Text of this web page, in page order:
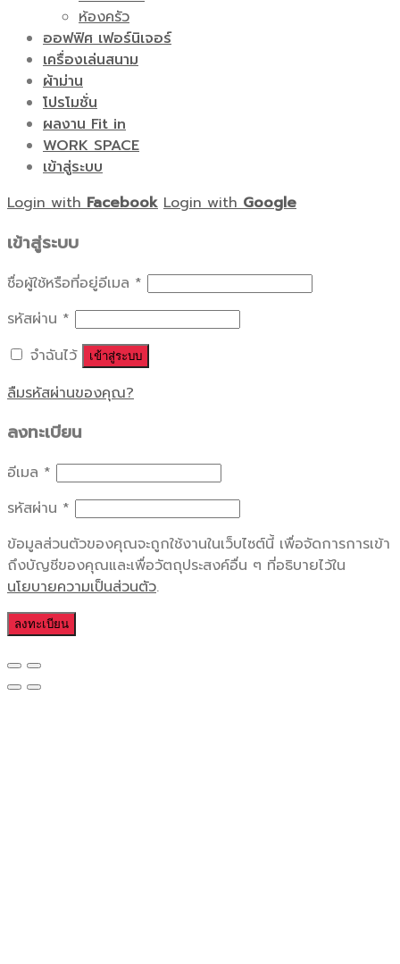
ห้องครัว
ออฟฟิศ เฟอร์นิเจอร์
เครื่องเล่นสนาม
ผ้าม่าน
โปรโมชั่น
ผลงาน Fit in
WORK SPACE
เข้าสู่ระบบ
Login withFacebook Login withGoogle
เข้าสู่ระบบ
ชื่อผู้ใช้หรือที่อยู่อีเมล *
รหัสผ่าน *
จำฉันไว้
เข้าสู่ระบบ
ลืมรหัสผ่านของคุณ?
ลงทะเบียน
อีเมล *
รหัสผ่าน *
ข้อมูลส่วนตัวของคุณจะถูกใช้งานในเว็บไซต์นี้ เพื่อจัดการการเข้า
ถึงบัญชีของคุณและเพื่อวัตถุประสงค์อื่น ๆ ที่อธิบายไว้ใน
นโยบายความเป็นส่วนตัว.
ลงทะเบียน